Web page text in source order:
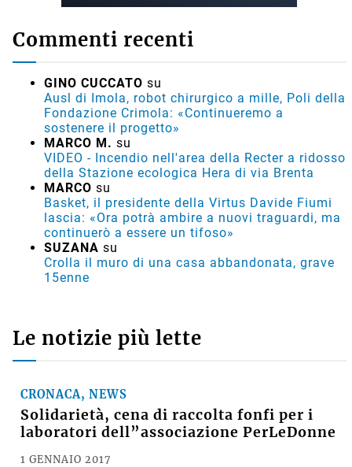
Commenti recenti
GINO CUCCATO su
Ausl di Imola, robot chirurgico a mille, Poli della
Fondazione Crimola: «Continueremo a
sostenere il progetto»
MARCO M. su
VIDEO - Incendio nell'area della Recter a ridosso
della Stazione ecologica Hera di via Brenta
MARCO su
Basket, il presidente della Virtus Davide Fiumi
lascia: «Ora potrà ambire a nuovi traguardi, ma
continuerò a essere un tifoso»
SUZANA su
Crolla il muro di una casa abbandonata, grave
15enne
Le notizie più lette
CRONACA, NEWS
Solidarietà, cena di raccolta fonfi per i
laboratori dell”associazione PerLeDonne
1 GENNAIO 2017